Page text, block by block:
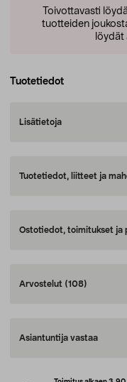
Toivottavasti
tuotteiden
löydät
Tuotetiedot
Lisätietoja
Tuotetiedot, liitteet ja
Ostotiedot, toimitukset ja
Arvostelut (108)
Asiantuntija vastaa